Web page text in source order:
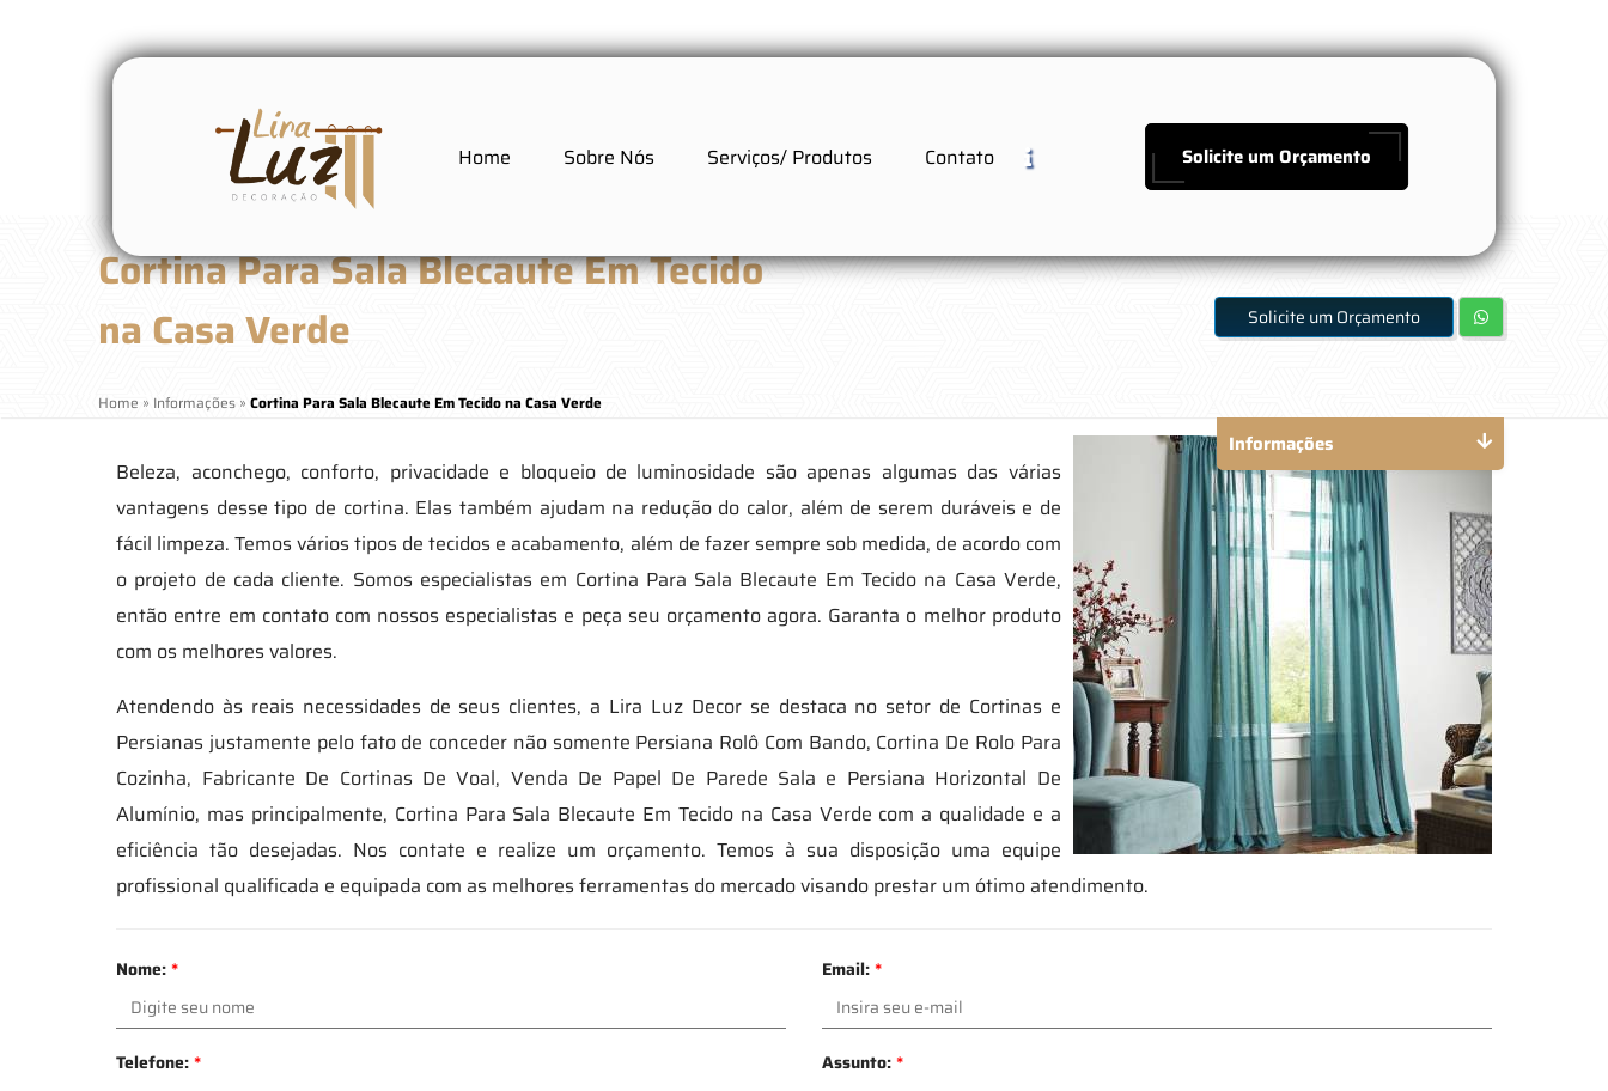
Home Sobre Nós Serviços/ Produtos Contato Solicite um Orçamento
Cortina Para Sala Blecaute Em Tecido
na Casa Verde
Home » Informações »Cortina Para Sala Blecaute Em Tecido na Casa Verde
Solicite um Orçamento
Beleza, aconchego, conforto, privacidade e bloqueio de luminosidade são apenas algumas das várias
vantagens desse tipo de cortina. Elas também ajudam na redução do calor, além de serem duráveis e de
fácil limpeza. Temos vários tipos de tecidos e acabamento, além de fazer sempre sob medida, de acordo com
o projeto de cada cliente. Somos especialistas em Cortina Para Sala Blecaute Em Tecido na Casa Verde,
então entre em contato com nossos especialistas e peça seu orçamento agora. Garanta o melhor produto
com os melhores valores.
Atendendo às reais necessidades de seus clientes, a Lira Luz Decor se destaca no setor de Cortinas e
Persianas justamente pelo fato de conceder não somente Persiana Rolô Com Bando, Cortina De Rolo Para
Cozinha, Fabricante De Cortinas De Voal, Venda De Papel De Parede Sala e Persiana Horizontal De
Alumínio, mas principalmente, Cortina Para Sala Blecaute Em Tecido na Casa Verde com a qualidade e a
eficiência tão desejadas. Nos contate e realize um orçamento. Temos à sua disposição uma equipe
profissional qualificada e equipada com as melhores ferramentas do mercado visando prestar um ótimo atendimento.
Nome:* Email:*
Telefone:* Assunto:*
Informações